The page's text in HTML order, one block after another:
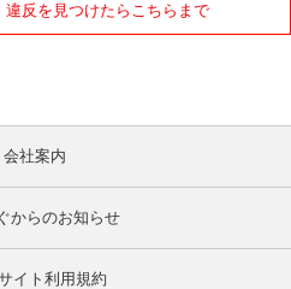
反を見つけたらこちらまで
会社案内
からのお知らせ
イト利用規約